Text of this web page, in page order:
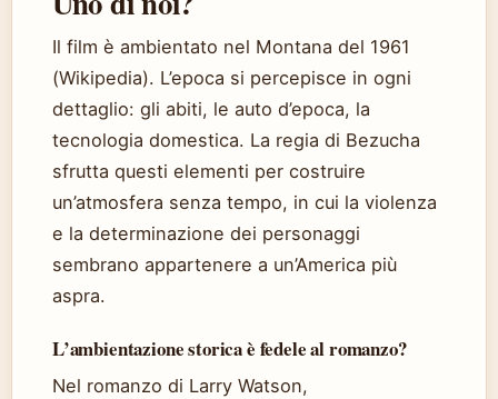
Il film è ambientato nel Montana del 1961
(Wikipedia). L’epoca si percepisce in ogni
dettaglio: gli abiti, le auto d’epoca, la
tecnologia domestica. La regia di Bezucha
sfrutta questi elementi per costruire
un’atmosfera senza tempo, in cui la violenza
e la determinazione dei personaggi
sembrano appartenere a un’America più
aspra.
L’ambientazione storica è fedele al romanzo?
Nel romanzo di Larry Watson,